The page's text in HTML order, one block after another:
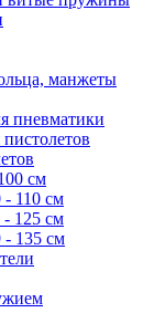
манжеты
пневматики
см
110 см
125 см
- 135 см